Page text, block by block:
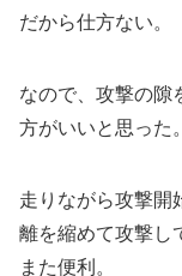
だから仕方ない。
なので、攻撃の隙
方がいいと思った。
走りながら攻撃開
離を縮めて攻撃し
また便利。